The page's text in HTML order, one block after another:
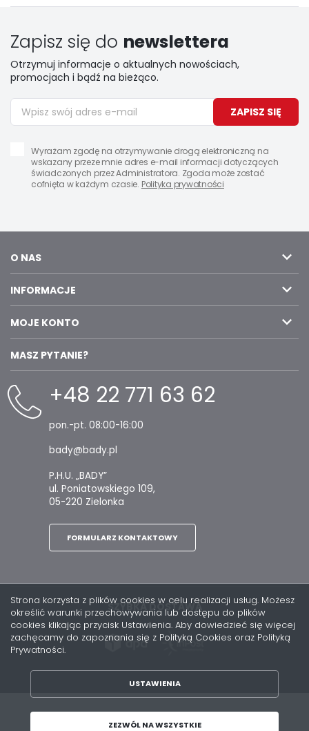
Zapisz się do newslettera
Otrzymuj informacje o aktualnych nowościach,
promocjach i bądź na bieżąco.
ZAPISZ SIĘ
Wyrażam zgodę na otrzymywanie drogą elektroniczną na
wskazany przeze mnie adres e-mail informacji dotyczących
świadczonych przez Administratora. Zgoda może zostać
cofnięta w każdym czasie. Polityka prywatności
O NAS
INFORMACJE
MOJE KONTO
MASZ PYTANIE?
+48 22 771 63 62
pon.-pt. 08:00-16:00
bady@bady.pl
P.H.U. „BADY”
ul. Poniatowskiego 109,
05-220 Zielonka
FORMULARZ KONTAKTOWY
SZYBKA DOSTAWA
Copyright by bady.pl
Strona korzysta z plików cookies w celu realizacji usług. Możesz
określić warunki przechowywania lub dostępu do plików
cookies klikając przycisk Ustawienia. Aby dowiedzieć się więcej
zachęcamy do zapoznania się z Polityką Cookies oraz Polityką
Prywatności.
USTAWIENIA
ZEZWÓL NA WSZYSTKIE
ZAPISZ WYBRANE